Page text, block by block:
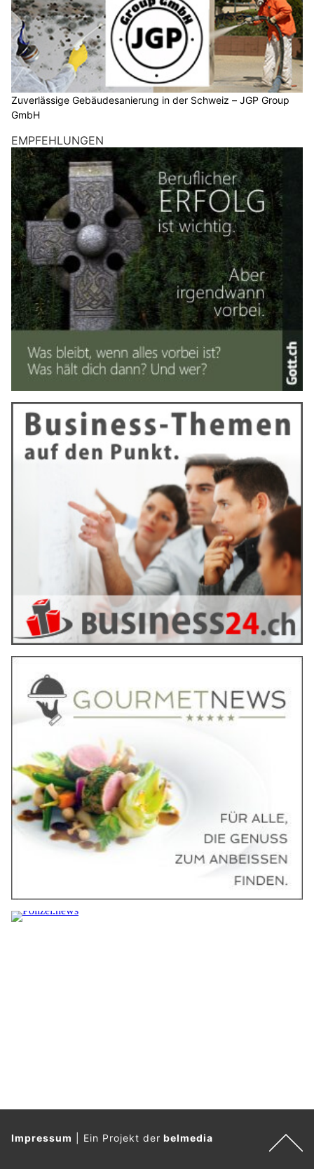
Zuverlässige Gebäudesanierung in der Schweiz – JGP Group
GmbH
EMPFEHLUNGEN
Impressum Ein Projekt derbelmedia